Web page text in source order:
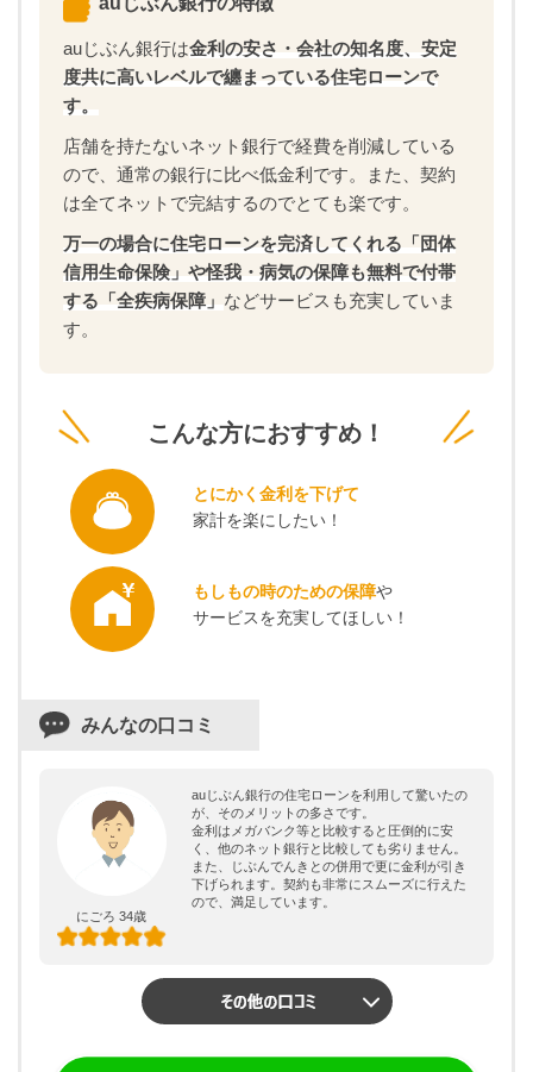
auじぶん銀行は金利の安さ・会社の知名度、安定
度共に高いレベルで纏まっている住宅ローンで
す。
店舗を持たないネット銀行で経費を削減している
ので、通常の銀行に比べ低金利です。また、契約
は全てネットで完結するのでとても楽です。
万一の場合に住宅ローンを完済してくれる「団体
信用生命保険」や怪我・病気の保障も無料で付帯
する「全疾病保障」 などサービスも充実していま
す。
こんな方におすすめ！
とにかく金利を下げて
家計を楽にしたい！
もしもの時のための保障や
サービスを充実してほしい！
みんなの口コミ
にごろ 34歳
auじぶん銀行の住宅ローンを利用して驚いたの
が、そのメリットの多さです。
金利はメガバンク等と比較すると圧倒的に安
く、他のネット銀行と比較しても劣りません。
また、じぶんでんきとの併用で更に金利が引き
下げられます。契約も非常にスムーズに行えた
ので、満足しています。